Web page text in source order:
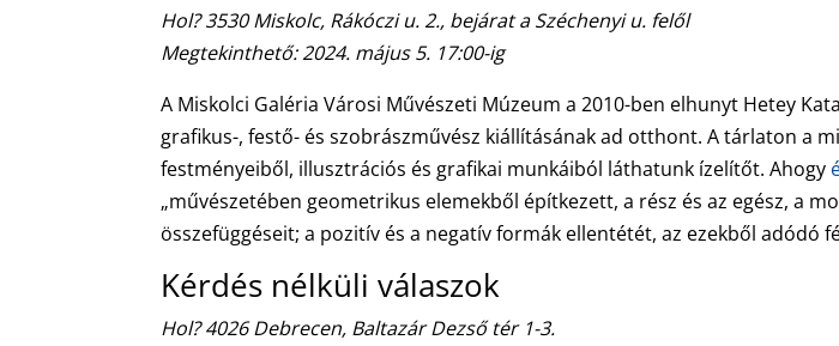
Hol? 3530 Miskolc, Rákóczi u. 2., bejárat a Széchenyi u. felől
Megtekinthető: 2024. május 5. 17:00-ig
A Miskolci Galéria Városi Művészeti Múzeum a 2010-ben elhunyt Hetey
grafikus-, festő- és szobrászművész kiállításának ad otthont. A tárlaton a
festményeiből, illusztrációs és grafikai munkáiból láthatunk ízelítőt. Ahogy
„művészetében geometrikus elemekből építkezett, a rész és az egész, a
összefüggéseit; a pozitív és a negatív formák ellentétét, az ezekből adódó
Kérdés nélküli válaszok
Hol? 4026 Debrecen, Baltazár Dezső tér 1-3.